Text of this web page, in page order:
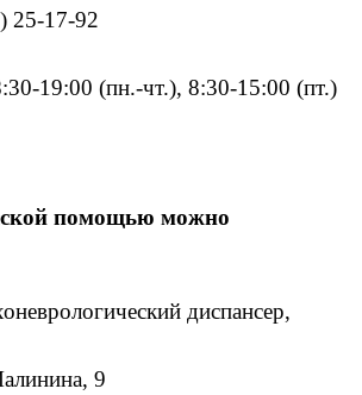
25-17-92
19:00 (пн.-чт.), 8:30-15:00 (пт.)
помощью можно
диспансер,
9